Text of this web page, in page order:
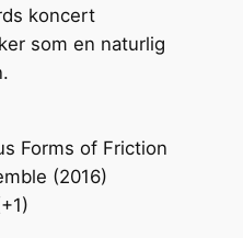
koncert
som en naturlig
Forms of Friction
(2016)